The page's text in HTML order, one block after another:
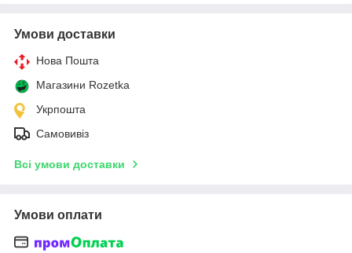
Умови доставки
Нова Пошта
Магазини Rozetka
Укрпошта
Самовивіз
Всі умови доставки
Умови оплати